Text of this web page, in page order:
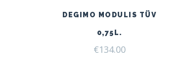
DEGIMO MODULIS TÜV
0,75L.
€134.00